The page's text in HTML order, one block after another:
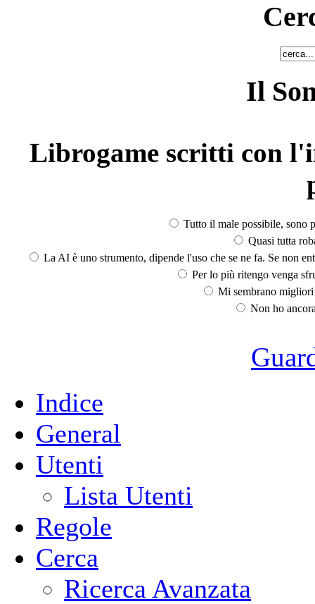
Il
Librogame scritti con
Tutto il male possibile, sono
Quasi tutta
La AI è uno strumento, dipende l'uso che se ne fa. Se non
Per lo più ritengo venga
Mi sembrano
Non ho
Indice
General
Utenti
Lista Utenti
Regole
Cerca
Ricerca Avanzata